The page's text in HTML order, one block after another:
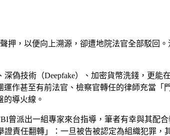
押，以便向上溯源，卻遭地院法官全部駁回
偽技術（Deepfake）、加密貨幣洗錢，更
作甚至有前法官、檢察官轉任的律師充當
導火線。
曾派出一組專家來台指導，筆者有幸與其配
責任翻轉」：一旦被告被認定為組織犯罪